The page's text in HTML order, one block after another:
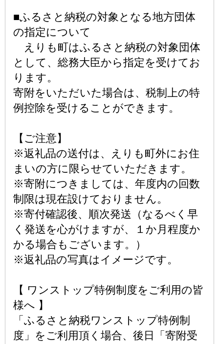
■ふるさと納税の対象となる地方団体
の指定について
えりも町はふるさと納税の対象団体
として、総務大臣から指定を受けてお
ります。
寄附をいただいた場合は、税制上の特
例控除を受けることができます。
【ご注意】
※返礼品の送付は、えりも町外にお住
まいの方に限らせていただきます。
※寄附につきましては、年度内の回数
制限は現在設けておりません。
※寄付確認後、順次発送（なるべく早
く発送を心がけますが、１か月程度か
かる場合もございます。）
※返礼品の写真はイメージです。
【 ワンストップ特例制度をご利用の皆
様へ 】
「ふるさと納税ワンストップ特例制
度」をご利用頂く場合、後日「寄附受